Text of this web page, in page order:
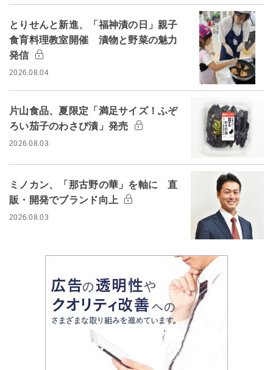
とりせんと新進、「福神漬の日」親子
食育料理教室開催 漬物と野菜の魅力
発信
2026.08.04
片山食品、夏限定「満足サイズ！ふぞ
ろい茄子のわさび漬」発売
2026.08.03
ミノカン、「那古野の華」を軸に 直
販・開発でブランド向上
2026.08.03